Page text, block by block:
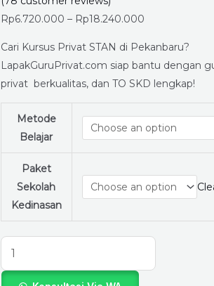
Rp6.720.000 – Rp18.240.000
Cari Kursus Privat STAN di Pekanbaru?
LapakGuruPrivat.com siap bantu dengan
privat berkualitas, dan TO SKD lengkap!
Metode
Belajar
Paket
Sekolah
Kedinasan
PKN
Lebih
Mudah
Bareng